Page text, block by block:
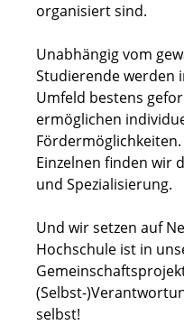
organisiert sind.
Unabhängig vom
Studierende werden
Umfeld bestens
ermöglichen
Einzelnen finden wir
und Spezialisierung.
Und wir setzen auf
Hochschule ist in
(Selbst-
selbst!